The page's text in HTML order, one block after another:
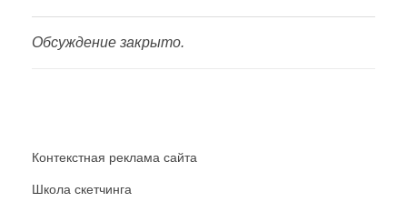
Обсуждение закрыто.
Контекстная реклама сайта
Школа скетчинга